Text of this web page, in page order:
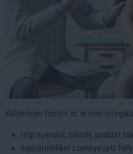
Különösen fontos az orvosi
régi nyaralót, pincét, padlást
egérürülékkel szennyezett